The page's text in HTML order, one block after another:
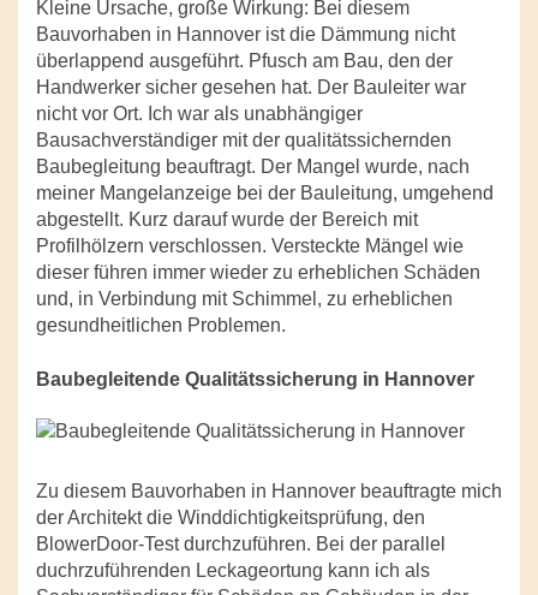
Kleine Ursache, große Wirkung: Bei diesem
Bauvorhaben in Hannover ist die Dämmung nicht
überlappend ausgeführt. Pfusch am Bau, den der
Handwerker sicher gesehen hat. Der Bauleiter war
nicht vor Ort. Ich war als unabhängiger
Bausachverständiger mit der qualitätssichernden
Baubegleitung beauftragt. Der Mangel wurde, nach
meiner Mangelanzeige bei der Bauleitung, umgehend
abgestellt. Kurz darauf wurde der Bereich mit
Profilhölzern verschlossen. Versteckte Mängel wie
dieser führen immer wieder zu erheblichen Schäden
und, in Verbindung mit Schimmel, zu erheblichen
gesundheitlichen Problemen.
Baubegleitende Qualitätssicherung in Hannover
Zu diesem Bauvorhaben in Hannover beauftragte mich
der Architekt die Winddichtigkeitsprüfung, den
BlowerDoor-Test durchzuführen. Bei der parallel
duchrzuführenden Leckageortung kann ich als